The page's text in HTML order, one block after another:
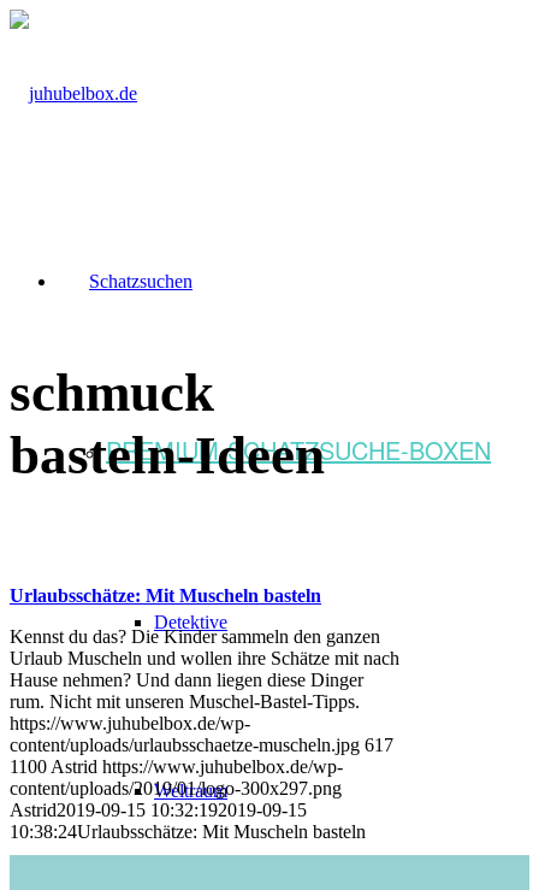
Schatzsuchen
PREMIUM-SCHATZSUCHE-BOXEN
Detektive
Weltraum
schmuck
basteln-Ideen
Urlaubsschätze: Mit Muscheln basteln
Kennst du das? Die Kinder sammeln den ganzen
Urlaub Muscheln und wollen ihre Schätze mit nach
Hause nehmen? Und dann liegen diese Dinger
rum. Nicht mit unseren Muschel-Bastel-Tipps.
https://www.juhubelbox.de/wp-
content/uploads/urlaubsschaetze-muscheln.jpg 617
1100 Astrid https://www.juhubelbox.de/wp-
content/uploads/2019/01/logo-300x297.png
Astrid2019-09-15 10:32:192019-09-15
10:38:24Urlaubsschätze: Mit Muscheln basteln